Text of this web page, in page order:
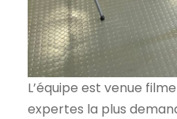
L’équipe est venue
expertes la plus